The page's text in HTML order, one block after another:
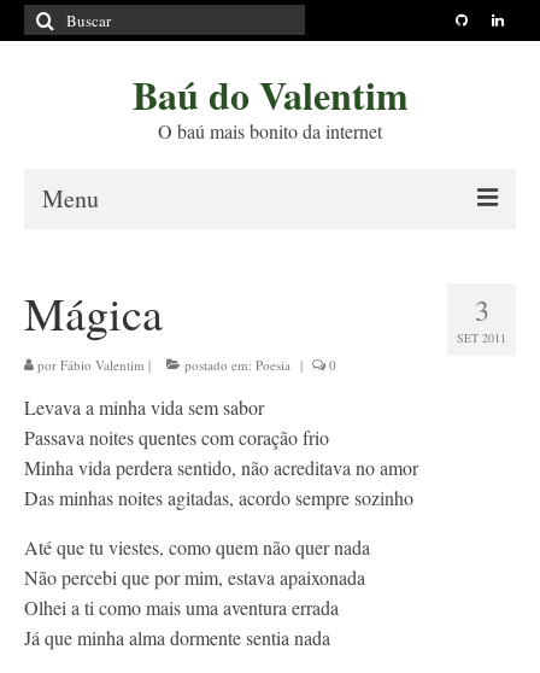
Buscar
por:
Baú do Valentim
O baú mais bonito da internet
Menu
Princípios Editoriais
Políticas e Termos
Livros
Projetos
Blog
Contato
3
SET 2011
Mágica
por Fábio Valentim | postado em: Poesia | 0
Levava a minha vida sem sabor
Passava noites quentes com coração frio
Minha vida perdera sentido, não acreditava no amor
Das minhas noites agitadas, acordo sempre sozinho
Até que tu viestes, como quem não quer nada
Não percebi que por mim, estava apaixonada
Olhei a ti como mais uma aventura errada
Já que minha alma dormente sentia nada